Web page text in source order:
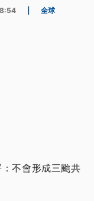
全球
不會形成三颱共